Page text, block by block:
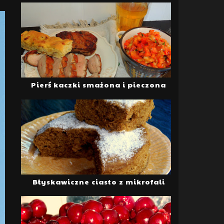
Pierś kaczki smażona i pieczona
Błyskawiczne ciasto z mikrofali